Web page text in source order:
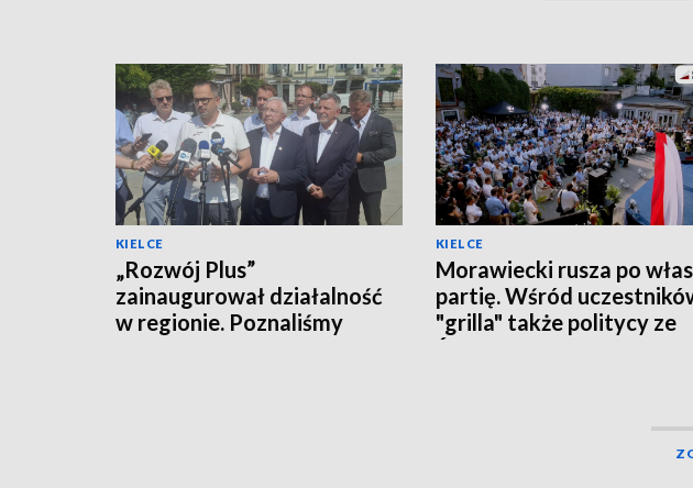
KIELCE
„Rozwój Plus”
zainaugurował działalność
w regionie. Poznaliśmy
KIELCE
Morawiecki rusza po
partię. Wśród
"grilla" także politycy ze
Świętokrzyskiego